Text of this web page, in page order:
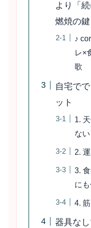
より「
燃焼の鍵
♪
レ×
歌
自宅で
ット
1.
ない
2.
3.
に
4.
器具な